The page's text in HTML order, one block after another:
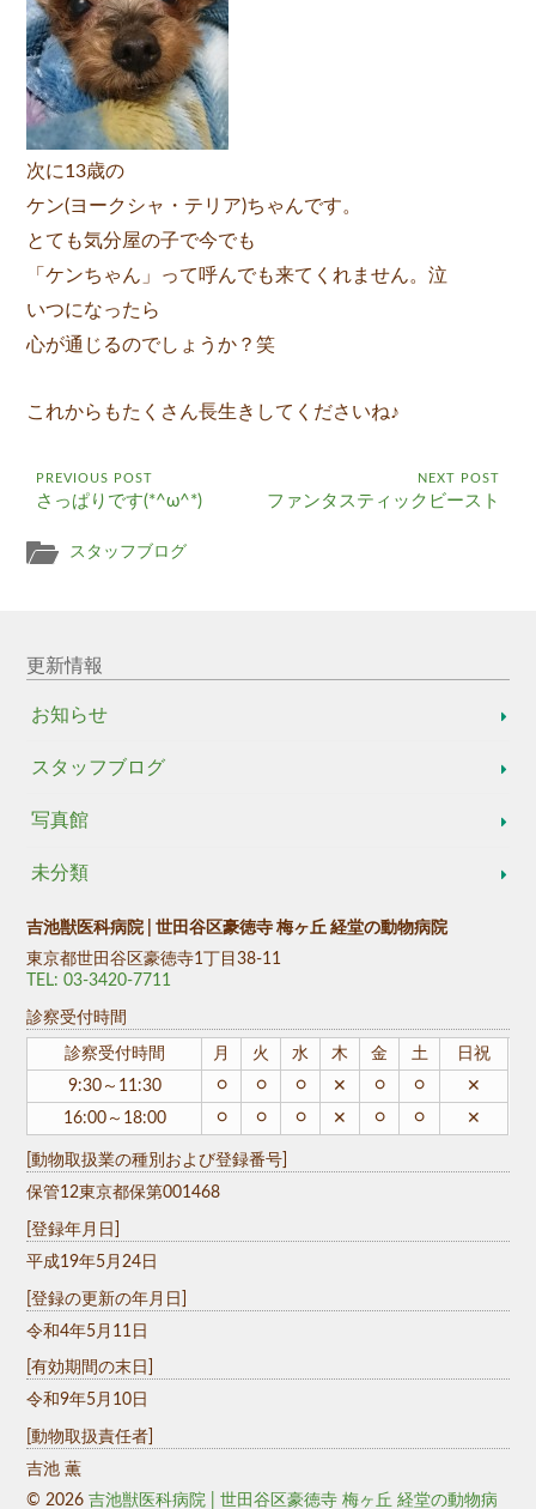
次に13歳の
ケン(ヨークシャ・テリア)ちゃんです。
とても気分屋の子で今でも
「ケンちゃん」って呼んでも来てくれません。泣
いつになったら
心が通じるのでしょうか？笑
これからもたくさん長生きしてくださいね♪
PREVIOUS POST
さっぱりです(*^ω^*)
NEXT POST
ファンタスティックビースト
スタッフブログ
更新情報
お知らせ
スタッフブログ
写真館
未分類
吉池獣医科病院 | 世田谷区豪徳寺 梅ヶ丘 経堂の動物病院
東京都世田谷区豪徳寺1丁目38-11
TEL: 03-3420-7711
診察受付時間
診察受付時間 月 火 水 木 金 土
日祝
9:30～11:30
○ ○ ○ ✕ ○ ○
✕
16:00～18:00
○ ○ ○ ✕ ○ ○ ✕
[動物取扱業の種別および登録番号]
保管12東京都保第001468
[登録年月日]
平成19年5月24日
[登録の更新の年月日]
令和4年5月11日
[有効期間の末日]
令和9年5月10日
[動物取扱責任者]
吉池 薫
© 2026吉池獣医科病院 | 世田谷区豪徳寺 梅ヶ丘 経堂の動物病